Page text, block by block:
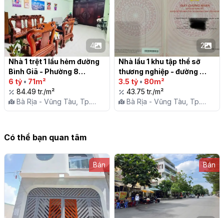
4
Nhà 1 trệt 1 lầu hẻm đường
Bình Giã - Phường 8
6 tỷ • 71m²
84.49 tr./m²
Bà Rịa - Vũng Tàu, Tp.
Vũng Tàu, P. 8
2
Nhà lầu 1 khu tập thể sỡ
thương nghiệp - đường
Phạm Thế Hiển , phường 8,
Vũng Tàu
3.5 tỷ • 80m²
43.75 tr./m²
Bà Rịa - Vũng Tàu, Tp.
Vũng Tàu, P. 8
Có thể bạn quan tâm
Bán Bán